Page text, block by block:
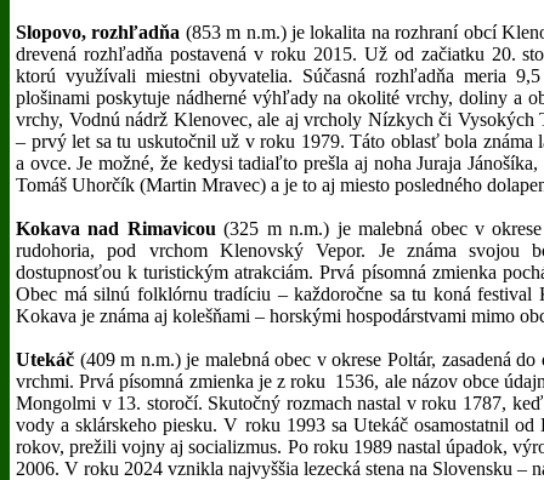
Slopovo, rozhľadňa (853 m n.m.) je lokalita na rozhraní obcí
drevená rozhľadňa postavená v roku 2015. Už od začiatku 20.
ktorú využívali miestni obyvatelia. Súčasná rozhľadňa meria
plošinami poskytuje nádherné výhľady na okolité vrchy, doliny a
vrchy, Vodnú nádrž Klenovec, ale aj vrcholy Nízkych či Vysokých
– prvý let sa tu uskutočnil už v roku 1979. Táto oblasť bola
a ovce. Je možné, že kedysi tadiaľto prešla aj noha Juraja
Tomáš Uhorčík (Martin Mravec) a je to aj miesto posledného
Kokava nad Rimavicou (325 m n.m.) je malebná obec v
rudohoria, pod vrchom Klenovský Vepor. Je známa svojou
dostupnosťou k turistickým atrakciám. Prvá písomná zmienka
Obec má silnú folklórnu tradíciu – každoročne sa tu koná
Kokava je známa aj kolešňami – horskými hospodárstvami mimo
Utekáč (409 m n.m.) je malebná obec v okrese Poltár, zasadená
vrchmi. Prvá písomná zmienka je z roku 1536, ale názov obce
Mongolmi v 13. storočí. Skutočný rozmach nastal v roku 1787,
vody a sklárskeho piesku. V roku 1993 sa Utekáč osamostatnil
rokov, prežili vojny aj socializmus. Po roku 1989 nastal úpadok,
2006. V roku 2024 vznikla najvyššia lezecká stena na Slovensku –